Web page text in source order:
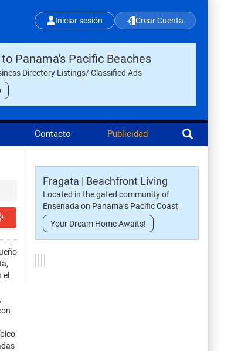
Iniciar sesión Crear Cuenta
Panama's Pacific Beaches
Directory Listings/ Classified Ads
Contacto Publicidad
el
Fragata | Beachfront Living
Located in the gated community of
Ensenada on Panama’s Pacific Coast
Your Dream Home Awaits!